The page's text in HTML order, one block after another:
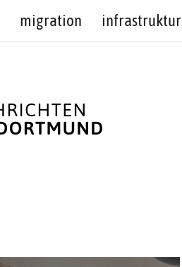
migration infrastruktur